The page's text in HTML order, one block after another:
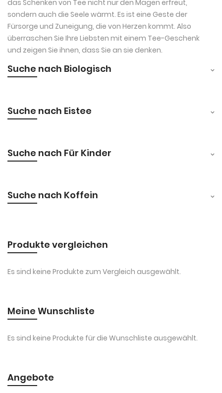
das Schenken von Tee nicht nur den Magen erfreut,
sondern auch die Seele wärmt. Es ist eine Geste der
Fürsorge und Zuneigung, die von Herzen kommt. Also
überraschen Sie Ihre Liebsten mit einem Tee-Geschenk
und zeigen Sie ihnen, dass Sie an sie denken.
Suche nach Biologisch
Suche nach Eistee
Suche nach Für Kinder
Suche nach Koffein
Produkte vergleichen
Es sind keine Produkte zum Vergleich ausgewählt.
Meine Wunschliste
Es sind keine Produkte für die Wunschliste ausgewählt.
Angebote